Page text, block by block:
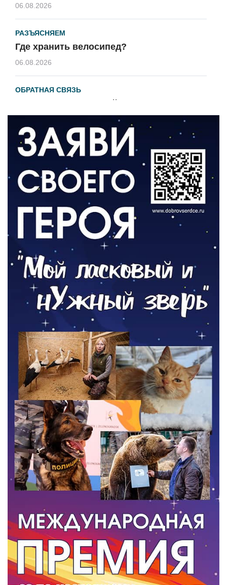
06.08.2026
РАЗЪЯСНЯЕМ
Где хранить велосипед?
06.08.2026
ОБРАТНАЯ СВЯЗЬ
Администрация онлайн
ВЛАСТЬ
День памяти и «Симфония народов»
06.08.2026
Новый настил на экотропе
05.08.2026